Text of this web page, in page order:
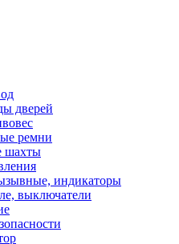
дверей
ремни
шахты
индикаторы
выключатели